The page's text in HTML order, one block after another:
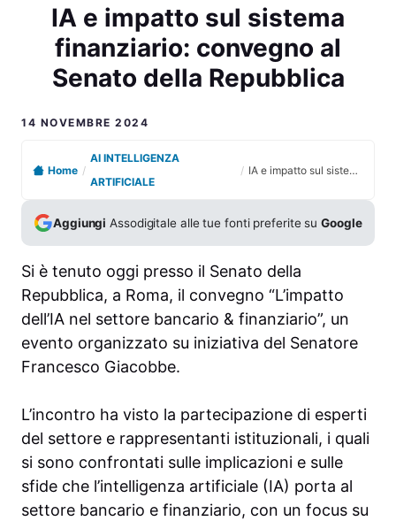
IA e impatto sul sistema
finanziario: convegno al
Senato della Repubblica
14 NOVEMBRE 2024
Home /
AI INTELLIGENZA
ARTIFICIALE
/ IA e impatto sul sistema finanziario: convegno al Senato della Repubblica
Aggiungi Assodigitale alle tue fonti preferite suGoogle
Si è tenuto oggi presso il Senato della
Repubblica, a Roma, il convegno “L’impatto
dell’IA nel settore bancario & finanziario”, un
evento organizzato su iniziativa del Senatore
Francesco Giacobbe.
L’incontro ha visto la partecipazione di esperti
del settore e rappresentanti istituzionali, i quali
si sono confrontati sulle implicazioni e sulle
sfide che l’intelligenza artificiale (IA) porta al
settore bancario e finanziario, con un focus su